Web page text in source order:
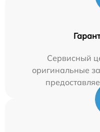
Сервисный
оригинальные